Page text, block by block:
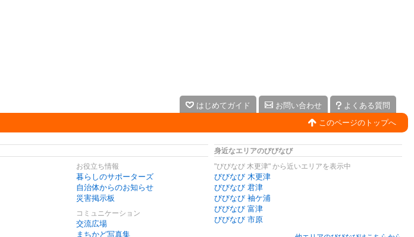
はじめてガイド お問い合わせ
よくある質問
このページのトップへ
お役立ち情報
暮らしのサポーターズ
自治体からのお知らせ
災害掲示板
コミュニケーション
交流広場
まちかど写真集
身近なエリアのびびなび
"びびなび 木更津" から近いエリアを表示中
びびなび 木更津
びびなび 君津
びびなび 袖ケ浦
びびなび 富津
びびなび 市原